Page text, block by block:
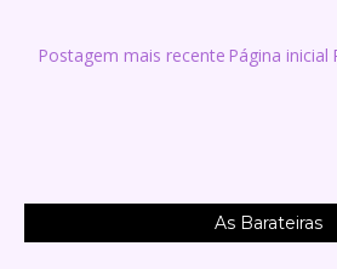
Postagem mais recente Página inicial
As Barateiras